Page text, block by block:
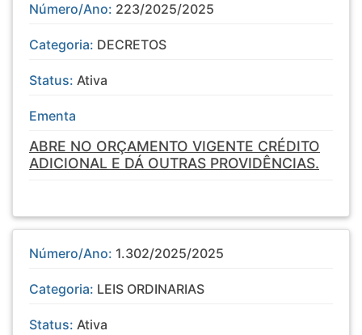
Número/Ano: 223/2025/2025
Categoria: DECRETOS
Status: Ativa
Ementa
ABRE NO ORÇAMENTO VIGENTE CRÉDITO
ADICIONAL E DÁ OUTRAS PROVIDÊNCIAS.
Número/Ano: 1.302/2025/2025
Categoria: LEIS ORDINARIAS
Status: Ativa